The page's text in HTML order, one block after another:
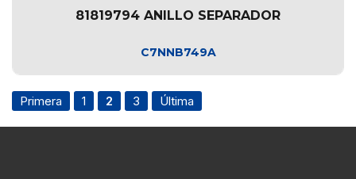
81819794 ANILLO SEPARADOR
C7NNB749A
Primera 1 2 3 Última